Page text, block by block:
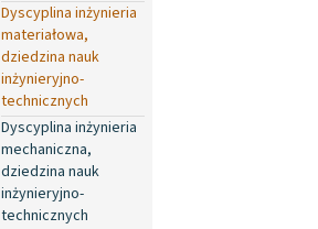
Dyscyplina inżynieria
materiałowa,
dziedzina nauk
inżynieryjno-
technicznych
Dyscyplina inżynieria
mechaniczna,
dziedzina nauk
inżynieryjno-
technicznych